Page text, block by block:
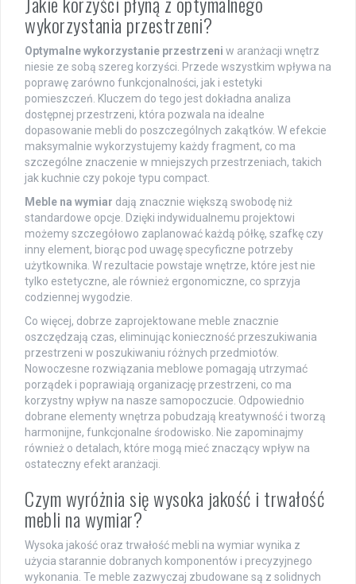
wykorzystania przestrzeni?
Optymalne wykorzystanie przestrzeni w aranżacji wnętrz
niesie ze sobą szereg korzyści. Przede wszystkim wpływa na
poprawę zarówno funkcjonalności, jak i estetyki
pomieszczeń. Kluczem do tego jest dokładna analiza
dostępnej przestrzeni, która pozwala na idealne
dopasowanie mebli do poszczególnych zakątków. W efekcie
maksymalnie wykorzystujemy każdy fragment, co ma
szczególne znaczenie w mniejszych przestrzeniach, takich
jak kuchnie czy pokoje typu compact.
Meble na wymiar dają znacznie większą swobodę niż
standardowe opcje. Dzięki indywidualnemu projektowi
możemy szczegółowo zaplanować każdą półkę, szafkę czy
inny element, biorąc pod uwagę specyficzne potrzeby
użytkownika. W rezultacie powstaje wnętrze, które jest nie
tylko estetyczne, ale również ergonomiczne, co sprzyja
codziennej wygodzie.
Co więcej, dobrze zaprojektowane meble znacznie
oszczędzają czas, eliminując konieczność przeszukiwania
przestrzeni w poszukiwaniu różnych przedmiotów.
Nowoczesne rozwiązania meblowe pomagają utrzymać
porządek i poprawiają organizację przestrzeni, co ma
korzystny wpływ na nasze samopoczucie. Odpowiednio
dobrane elementy wnętrza pobudzają kreatywność i tworzą
harmonijne, funkcjonalne środowisko. Nie zapominajmy
również o detalach, które mogą mieć znaczący wpływ na
ostateczny efekt aranżacji.
Czym wyróżnia się wysoka jakość i trwałość
mebli na wymiar?
Wysoka jakość oraz trwałość mebli na wymiar wynika z
użycia starannie dobranych komponentów i precyzyjnego
wykonania. Te meble zazwyczaj zbudowane są z solidnych